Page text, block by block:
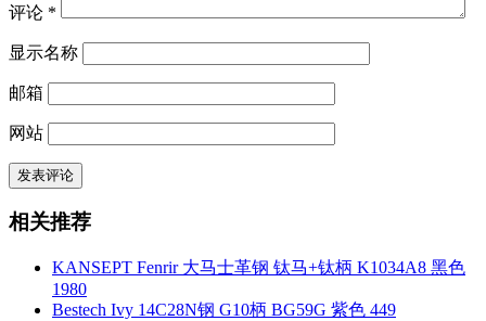
评论 *
显示名称
邮箱
网站
相关推荐
KANSEPT Fenrir 大马士革钢 钛马+钛柄 K1034A8 黑色
1980
Bestech Ivy 14C28N钢 G10柄 BG59G 紫色 449